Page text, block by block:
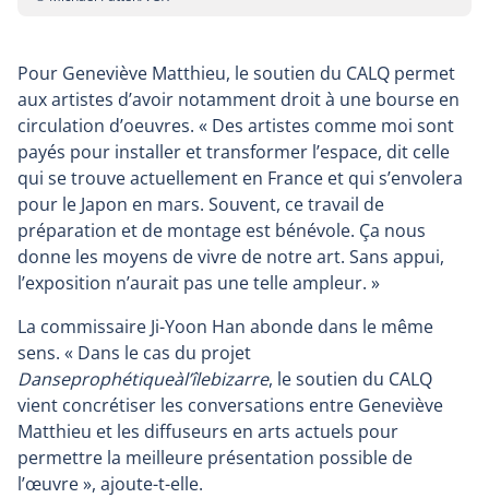
Pour Geneviève Matthieu, le soutien du CALQ permet
aux artistes d’avoir notamment droit à une bourse en
circulation d’oeuvres. « Des artistes comme moi sont
payés pour installer et transformer l’espace, dit celle
qui se trouve actuellement en France et qui s’envolera
pour le Japon en mars. Souvent, ce travail de
préparation et de montage est bénévole. Ça nous
donne les moyens de vivre de notre art. Sans appui,
l’exposition n’aurait pas une telle ampleur. »
La commissaire Ji-Yoon Han abonde dans le même
sens. « Dans le cas du projet
Danseprophétiqueàl’îlebizarre, le soutien du CALQ
vient concrétiser les conversations entre Geneviève
Matthieu et les diffuseurs en arts actuels pour
permettre la meilleure présentation possible de
l’œuvre », ajoute-t-elle.